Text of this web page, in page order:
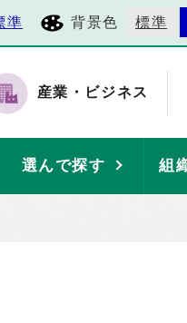
準 背景色 標準
産業・ビジネス
選んで探す 組